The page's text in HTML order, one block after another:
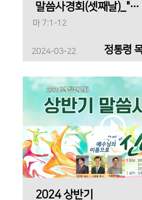
말씀사경회(셋째날)_"그
사람의 신발을 신고
그 사람을 비판하지
마라"
마 7:1-12
2024-03-22
2024 상반기